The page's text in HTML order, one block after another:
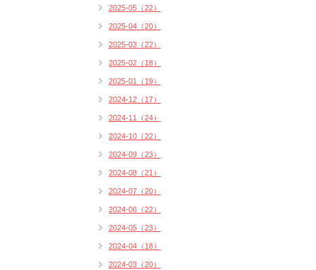
2025-05（22）
2025-04（20）
2025-03（22）
2025-02（18）
2025-01（19）
2024-12（17）
2024-11（24）
2024-10（22）
2024-09（23）
2024-08（21）
2024-07（20）
2024-06（22）
2024-05（23）
2024-04（18）
2024-03（20）